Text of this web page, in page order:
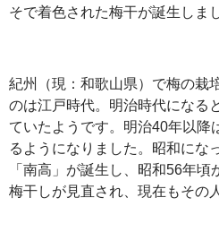
そで着色された梅干が誕生しま
紀州（現：和歌山県）で梅の栽
のは江戸時代。明治時代になる
ていたようです。明治40年以降
るようになりました。昭和にな
「南高」が誕生し、昭和56年
梅干しが見直され、現在もその